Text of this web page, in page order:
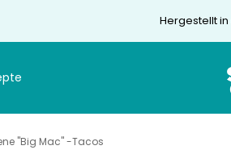
Hergestellt
"Big Mac" -Tacos